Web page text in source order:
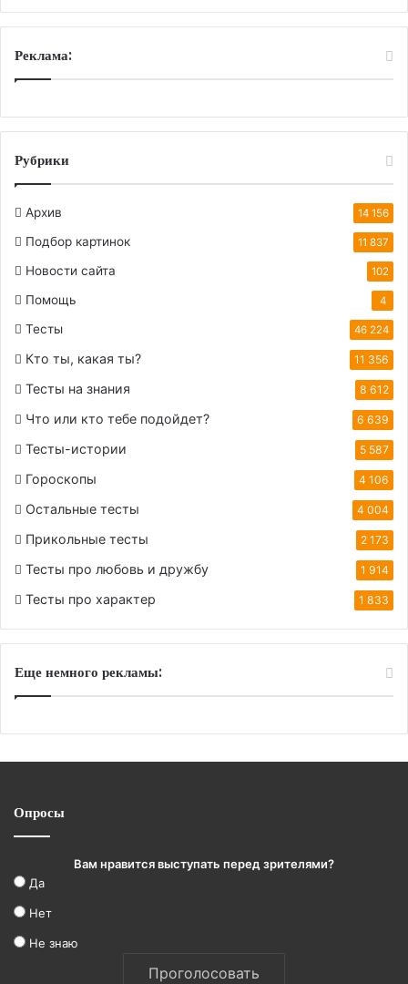
Реклама:
Рубрики
Архив 14 156
Подбор картинок 11 837
Новости сайта 102
Помощь 4
Тесты 46 224
Кто ты, какая ты? 11 356
Тесты на знания 8 612
Что или кто тебе подойдет? 6 639
Тесты-истории 5 587
Гороскопы 4 106
Остальные тесты 4 004
Прикольные тесты 2 173
Тесты про любовь и дружбу 1 914
Тесты про характер 1 833
Еще немного рекламы:
Опросы
Вам нравится выступать перед зрителями?
Да
Нет
Не знаю